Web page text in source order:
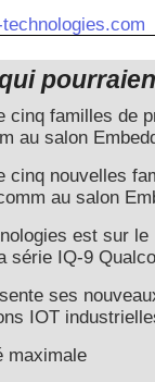
cinq familles de
au salon
cinq nouvelles
au salon
est sur le
série IQ-9
ses
IOT
maximale